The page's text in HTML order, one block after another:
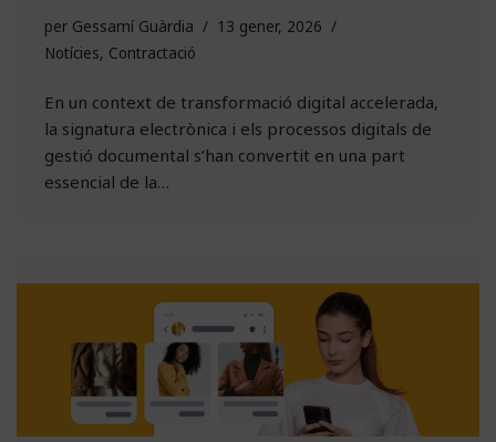
per Gessamí Guàrdia
13 gener, 2026
Notícies, Contractació
En un context de transformació digital accelerada,
la signatura electrònica i els processos digitals de
gestió documental s’han convertit en una part
essencial de la…